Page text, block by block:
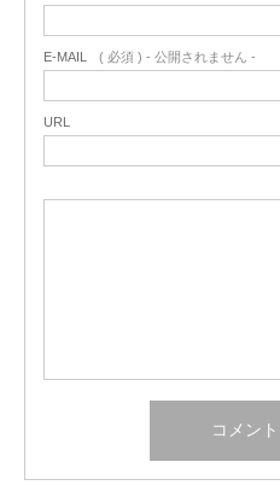
E-MAIL ( 必須 ) - 公開されません -
URL